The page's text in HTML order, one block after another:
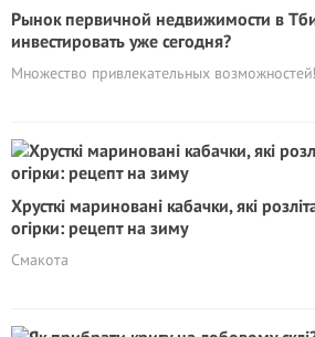
Рынок первичной недвижимости в
инвестировать уже сегодня?
Множество привлекательных возможностей!
Хрусткі мариновані кабачки, які
огірки: рецепт на зиму
Смакота